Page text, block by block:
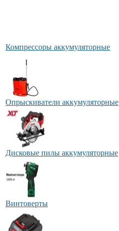
Компрессоры аккумуляторные
Опрыскиватели аккумуляторные
Дисковые пилы аккумуляторные
Винтоверты